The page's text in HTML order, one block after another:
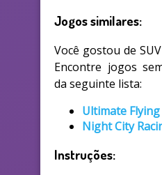
Jogos similares:
Você gostou de
Encontre jogos
da seguinte lista:
Ultimate Flying
Night City
Instruções: